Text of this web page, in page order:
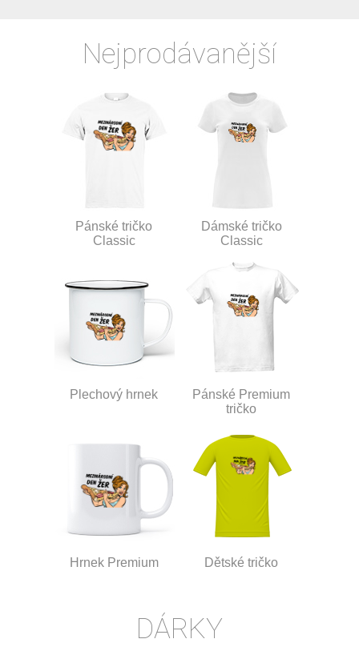
Nejprodávanější
Pánské tričko
Classic
Dámské tričko
Classic
Plechový hrnek
Pánské Premium
tričko
Hrnek Premium Dětské tričko
DÁRKY